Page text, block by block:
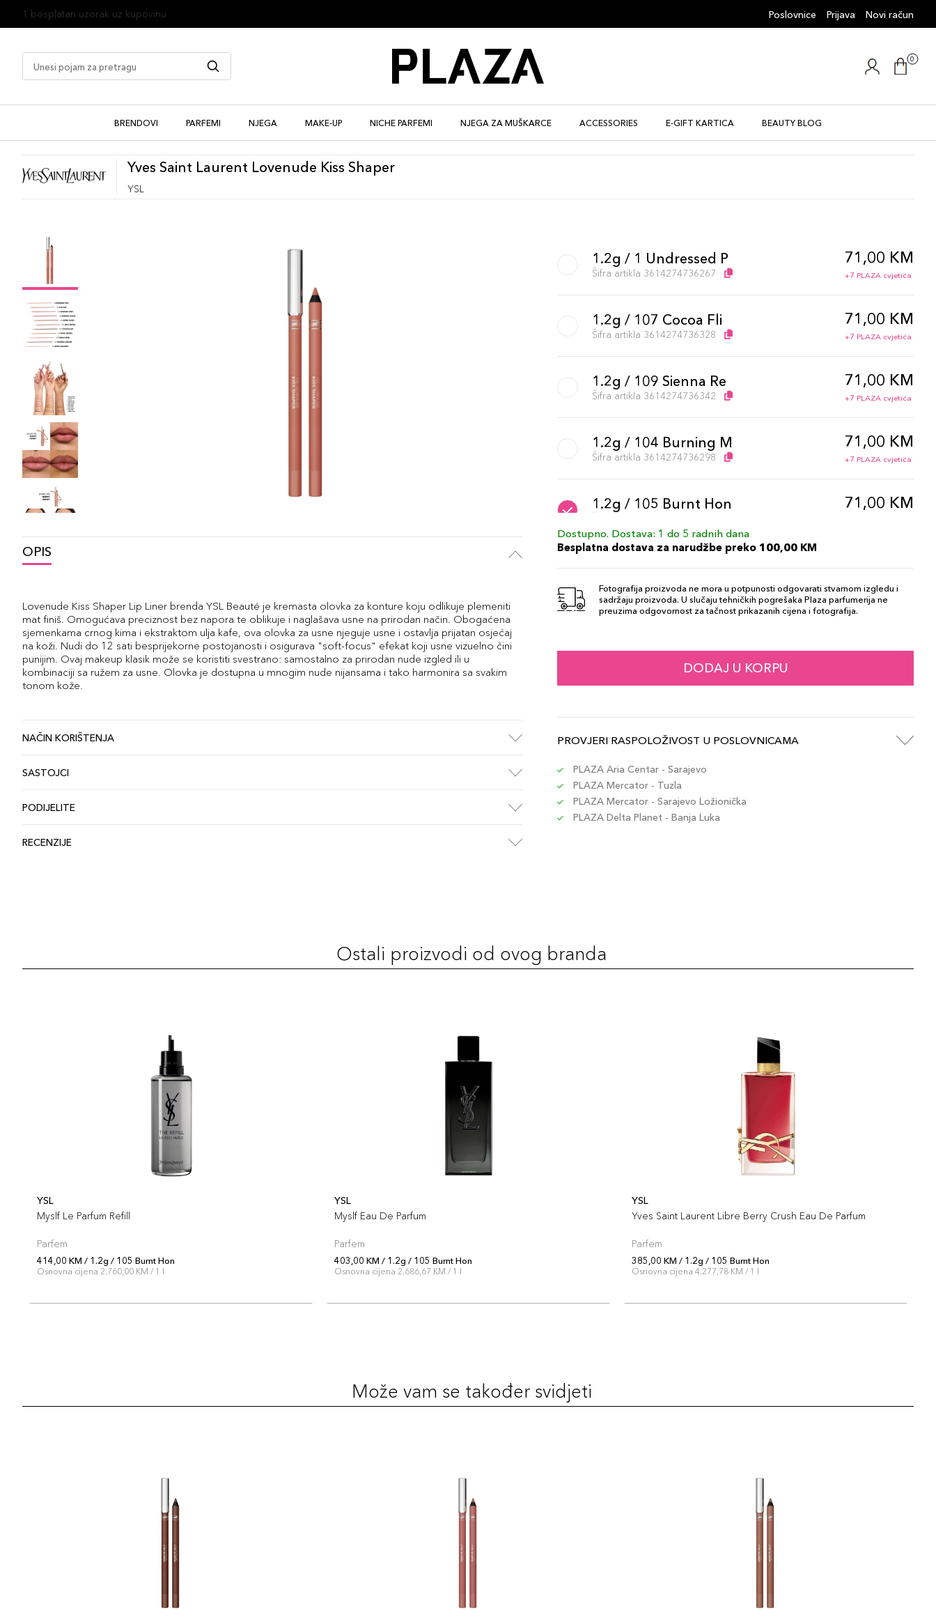
1 besplatan uzorak uz kupovinu Poslovnice Prijava Novi račun
0
BRENDOVI PARFEMI NJEGA MAKE-UP NICHE PARFEMI NJEGA ZA MUŠKARCE ACCESSORIES E-GIFT KARTICA BEAUTY BLOG
Yves Saint Laurent Lovenude Kiss Shaper
YSL
OPIS
Lovenude Kiss Shaper Lip Liner brenda YSL Beauté je kremasta olovka za konture koju odlikuje plemeniti
mat finiš. Omogućava preciznost bez napora te oblikuje i naglašava usne na prirodan način. Obogaćena
sjemenkama crnog kima i ekstraktom ulja kafe, ova olovka za usne njeguje usne i ostavlja prijatan osjećaj
na koži. Nudi do 12 sati besprijekorne postojanosti i osigurava "soft-focus" efekat koji usne vizuelno čini
punijim. Ovaj makeup klasik može se koristiti svestrano: samostalno za prirodan nude izgled ili u
kombinaciji sa ružem za usne. Olovka je dostupna u mnogim nude nijansama i tako harmonira sa svakim
tonom kože.
NAČIN KORIŠTENJA
SASTOJCI
PODIJELITE
RECENZIJE
1.2g / 1 Undressed P
Šifra artikla 3614274736267
71,00 KM
+7 PLAZA cvjetića
1.2g / 107 Cocoa Fli
Šifra artikla 3614274736328
71,00 KM
+7 PLAZA cvjetića
1.2g / 109 Sienna Re
Šifra artikla 3614274736342
71,00 KM
+7 PLAZA cvjetića
1.2g / 104 Burning M
Šifra artikla 3614274736298
71,00 KM
+7 PLAZA cvjetića
1.2g / 105 Burnt Hon 71,00 KM
1.2g / 103 Blushing 71,00 KM
1.2g / 44 Nude Laval
Šifra artikla 3614274736366
71,00 KM
1.2g / 110 Espresso
Šifra artikla 3614274736359
Dostupno. Dostava: 1 do 5 radnih dana
Besplatna dostava za narudžbe preko 100,00 KM
Fotografija proizvoda ne mora u potpunosti odgovarati stvarnom izgledu i
sadržaju proizvoda. U slučaju tehničkih pogrešaka Plaza parfumerija ne
preuzima odgovornost za tačnost prikazanih cijena i fotografija.
DODAJ U KORPU
PROVJERI RASPOLOŽIVOST U POSLOVNICAMA
PLAZA Aria Centar - Sarajevo
PLAZA Mercator - Tuzla
PLAZA Mercator - Sarajevo Ložionička
PLAZA Delta Planet - Banja Luka
Ostali proizvodi od ovog branda
YSL
Myslf Le Parfum Refill
Parfem
414,00 KM / 1.2g / 105 Burnt Hon
Osnovna cijena 2.760,00 KM / 1 l
YSL
Myslf Eau De Parfum
Parfem
403,00 KM / 1.2g / 105 Burnt Hon
Osnovna cijena 2.686,67 KM / 1 l
YSL
Yves Saint Laurent Libre Berry Crush Eau De Parfum
Parfem
385,00 KM / 1.2g / 105 Burnt Hon
Osnovna cijena 4.277,78 KM / 1 l
Može vam se također svidjeti